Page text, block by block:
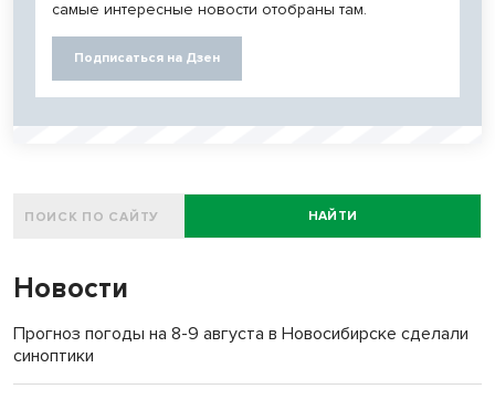
самые интересные новости отобраны там.
Подписаться на Дзен
НАЙТИ
Новости
Прогноз погоды на 8-9 августа в Новосибирске сделали
синоптики